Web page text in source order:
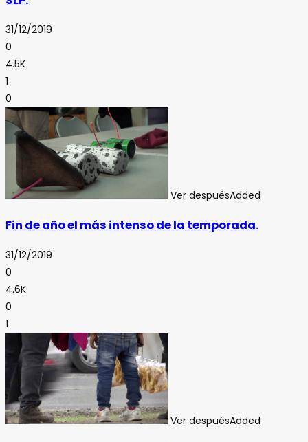
31/12/2019
0
4.5K
1
0
Ver despuésAdded
Fin de año el más intenso de la temporada.
31/12/2019
0
4.6K
0
1
Ver despuésAdded